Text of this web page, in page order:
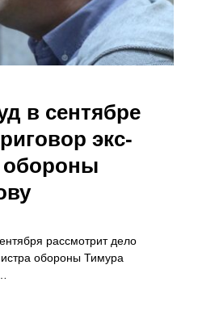
в сентябре
экс-
обороны
рассмотрит дело
обороны Тимура